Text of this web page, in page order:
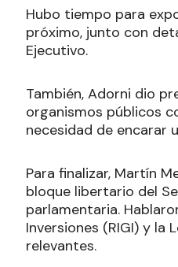
Hubo tiempo para
próximo, junto con
Ejecutivo.
También, Adorni dio
organismos públicos
necesidad de encarar
Para finalizar, Martín
bloque libertario del
parlamentaria.
Inversiones (RIGI) y la
relevantes.